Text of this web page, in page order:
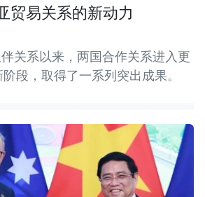
贸易关系的新动力
关系以来，两国合作关系进入更
段，取得了一系列突出成果。